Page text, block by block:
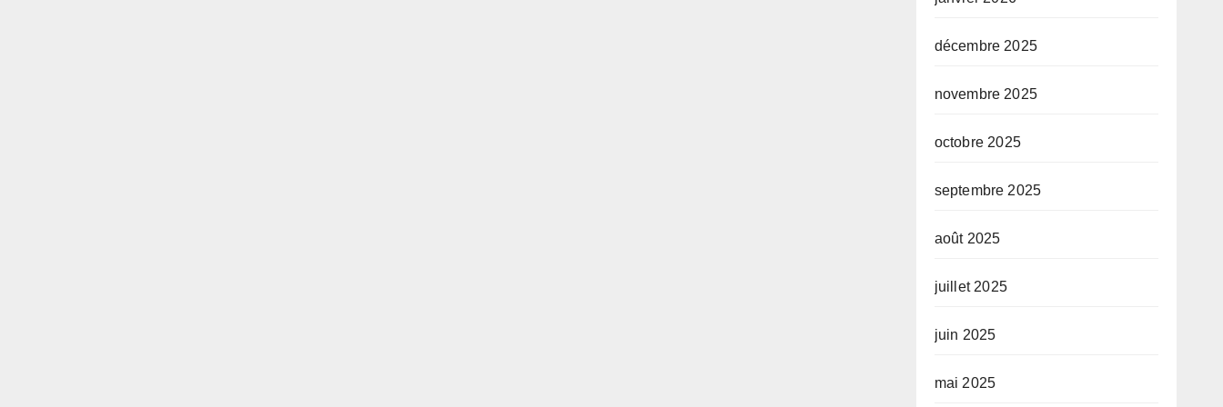
décembre 2025
novembre 2025
octobre 2025
septembre 2025
août 2025
juillet 2025
juin 2025
mai 2025